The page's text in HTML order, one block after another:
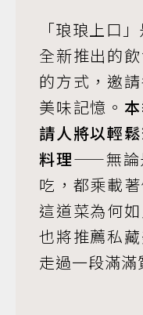
「琅琅上口
全新推出的
的方式，邀
美味記憶。
請人將以輕
料理——無論
吃，都乘載
這道菜為何
也將推薦私
走過一段滿滿